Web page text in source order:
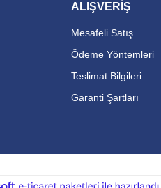
ALIŞVERİŞ
Mesafeli Satış
Ödeme Yöntemleri
Teslimat Bilgileri
Garanti Şartları